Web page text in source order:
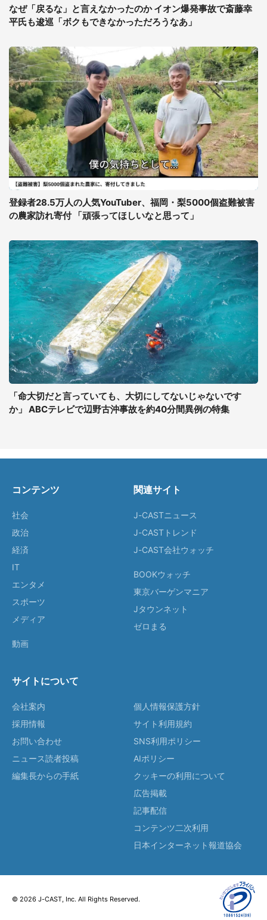
なぜ「戻るな」と言えなかったのか イオン爆発事故で斎藤幸
平氏も逡巡「ボクもできなかっただろうなあ」
登録者28.5万人の人気YouTuber、福岡・梨5000個盗難被害
の農家訪れ寄付 「頑張ってほしいなと思って」
「命大切だと言っていても、大切にしてないじゃないです
か」 ABCテレビで辺野古沖事故を約40分間異例の特集
コンテンツ
社会
政治
経済
IT
エンタメ
スポーツ
メディア
動画
関連サイト
J-CASTニュース
J-CASTトレンド
J-CAST会社ウォッチ
BOOKウォッチ
東京バーゲンマニア
Jタウンネット
ゼロまる
サイトについて
会社案内
採用情報
お問い合わせ
ニュース読者投稿
編集長からの手紙
個人情報保護方針
サイト利用規約
SNS利用ポリシー
AIポリシー
クッキーの利用について
広告掲載
記事配信
コンテンツ二次利用
日本インターネット報道協会
© 2026 J-CAST, Inc. All Rights Reserved.